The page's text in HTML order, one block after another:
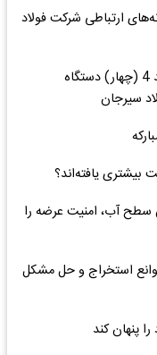
ارتباطی شرکت فولاد
آگهی مناقصه عمومی دومرحله‌ای خرید 4 (چهار) دستگاه
سیرجان
یافته‌اند؟
سطح آب، امنیت عرضه را
استخراج و حل مشکل
پنهان کند